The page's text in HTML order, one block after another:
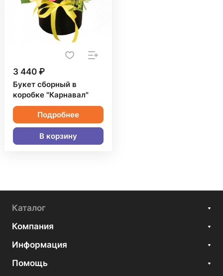
3 440 ₽
Букет сборный в
коробке "Карнавал"
Подробнее
В корзину
Каталог
Компания
Информация
Помощь